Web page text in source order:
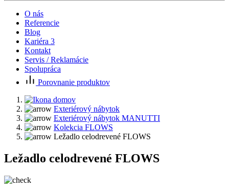
O nás
Referencie
Blog
Kariéra 3
Kontakt
Servis / Reklamácie
Spolupráca
Porovnanie produktov
Exteriérový nábytok
Exteriérový nábytok MANUTTI
Kolekcia FLOWS
Ležadlo celodrevené FLOWS
Ležadlo celodrevené FLOWS